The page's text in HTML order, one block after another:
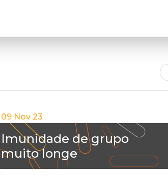
09 Nov 23
Imunidade de grupo
muito longe